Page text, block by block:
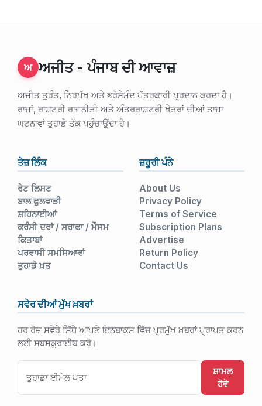
ਅ ਅਜੀਤ - ਪੰਜਾਬ ਦੀ ਆਵਾਜ਼
ਅਜੀਤ ਤੁਰੰਤ, ਨਿਰਪੱਖ ਅਤੇ ਭਰੋਸੇਮੰਦ ਪੱਤਰਕਾਰੀ ਪ੍ਰਦਾਨ ਕਰਦਾ ਹੈ।
ਰਾਜਾਂ, ਰਾਸ਼ਟਰੀ ਰਾਜਨੀਤੀ ਅਤੇ ਅੰਤਰਰਾਸ਼ਟਰੀ ਖੇਤਰਾਂ ਦੀਆਂ ਤਾਜ਼ਾ
ਘਟਨਾਵਾਂ ਤੁਹਾਡੇ ਤੱਕ ਪਹੁੰਚਾਉਂਦਾ ਹੈ।
ਤੇਜ਼ ਲਿੰਕ
ਰੇਟ ਲਿਸਟ
ਬਾਲ ਫੁਲਵਾੜੀ
ਸ਼ਹਿਨਾਈਆਂ
ਕਰੰਸੀ ਦਰਾਂ / ਸਰਾਫਾ / ਮੌਸਮ
ਕਿਤਾਬਾਂ
ਪਰਵਾਸੀ ਸਮਸਿਆਵਾਂ
ਤੁਹਾਡੇ ਖ਼ਤ
ਜ਼ਰੂਰੀ ਪੰਨੇ
About Us
Privacy Policy
Terms of Service
Subscription Plans
Advertise
Return Policy
Contact Us
ਸਵੇਰ ਦੀਆਂ ਮੁੱਖ ਖ਼ਬਰਾਂ
ਹਰ ਰੋਜ਼ ਸਵੇਰੇ ਸਿੱਧੇ ਆਪਣੇ ਇਨਬਾਕਸ ਵਿੱਚ ਪ੍ਰਮੁੱਖ ਖ਼ਬਰਾਂ ਪ੍ਰਾਪਤ ਕਰਨ
ਲਈ ਸਬਸਕ੍ਰਾਈਬ ਕਰੋ।
ਸ਼ਾਮਲ
ਹੋਵੋ